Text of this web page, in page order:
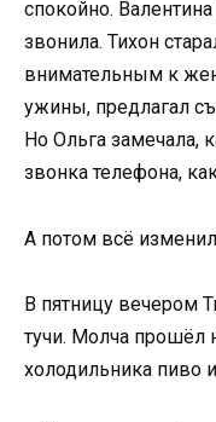
спокойно.
звонила. Тихон
внимательным к
ужины, предлагал
Но Ольга замечала,
звонка телефона,
А потом всё
В пятницу вечером
тучи. Молча прошёл
холодильника пиво